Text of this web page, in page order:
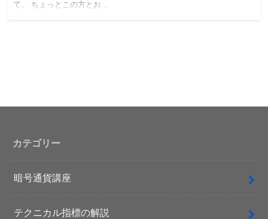
て。 ちょっとこの方とお…
カテゴリー
暗号通貨講座
テクニカル指標の解説